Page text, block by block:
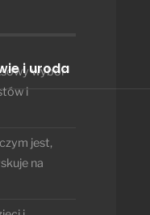
i uroda
wybór
i
jest,
na